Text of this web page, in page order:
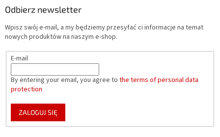
Odbierz newsletter
Wpisz swój e-mail, a my będziemy przesyłać ci informacje na temat
nowych produktów na naszym e-shop.
E-mail
By entering your email, you agree to the terms of personal data
protection
ZALOGUJ SIĘ